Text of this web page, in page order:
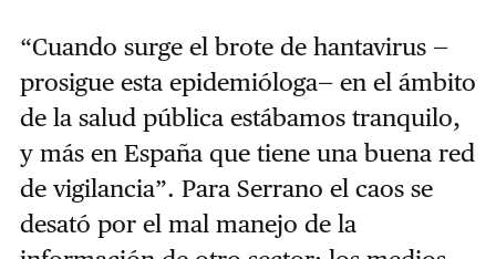
“Cuando surge el brote de hantavirus —
prosigue esta epidemióloga—en el ámbito
de la salud pública estábamos tranquilo,
y más en España que tiene una buena red
de vigilancia”. Para Serrano el caos se
desató por el mal manejo de la